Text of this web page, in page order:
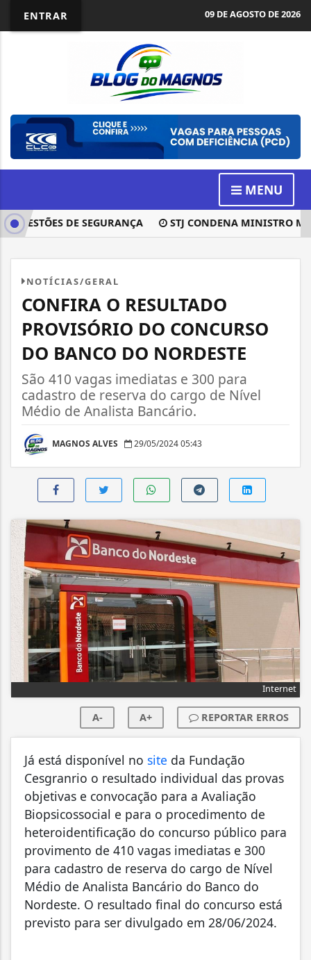
ENTRAR 09 DE AGOSTO DE 2026
MENU
DE SEGURANÇA STJ CONDENA MINISTRO
NOTÍCIAS/GERAL
CONFIRA O RESULTADO
PROVISÓRIO DO CONCURSO
DO BANCO DO NORDESTE
São 410 vagas imediatas e 300 para
cadastro de reserva do cargo de Nível
Médio de Analista Bancário.
MAGNOS ALVES 29/05/2024 05:43
Internet
A- A+ REPORTAR ERROS
Já está disponível no site da Fundação
Cesgranrio o resultado individual das provas
objetivas e convocação para a Avaliação
Biopsicossocial e para o procedimento de
heteroidentificação do concurso público para
provimento de 410 vagas imediatas e 300
para cadastro de reserva do cargo de Nível
Médio de Analista Bancário do Banco do
Nordeste. O resultado final do concurso está
previsto para ser divulgado em 28/06/2024.